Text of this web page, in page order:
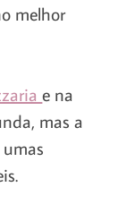
melhor
e na
mas a